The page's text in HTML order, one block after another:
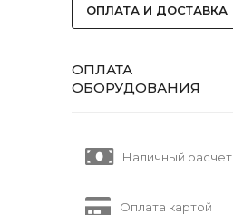
ОПЛАТА И ДОСТАВКА
ОПЛАТА
ОБОРУДОВАНИЯ
Наличный расчет
Оплата картой